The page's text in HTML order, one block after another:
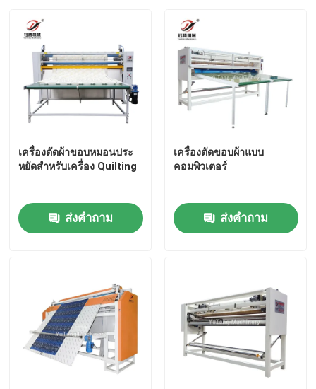
เครื่องตัดผ้าขอบหมอนประ
หยัดสําหรับเครื่อง Quilting
ส่งคำถาม
เครื่องตัดขอบผ้าแบบ
คอมพิวเตอร์
ส่งคำถาม